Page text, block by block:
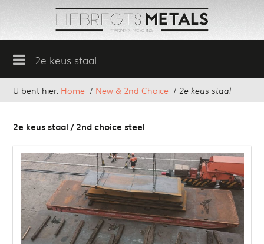
2e keus staal
U bent hier: Home / New & 2nd Choice / 2e keus staal
2e keus staal / 2nd choice steel